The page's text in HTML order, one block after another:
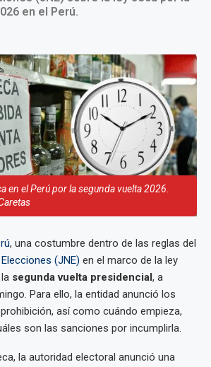
en el Perú.
en el Perú por la segunda vuelta 2026.
, una costumbre dentro de las reglas del
(JNE) en el marco de la ley
segunda vuelta presidencial , a
Para ello, la entidad anunció los
así como cuándo empieza,
son las sanciones por incumplirla.
la autoridad electoral anunció una